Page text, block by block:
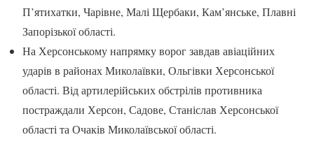
П’ятихатки, Чарівне, Малі Щербаки, Кам’янське, Плавні
Запорізької області.
На Херсонському напрямку ворог завдав авіаційних
ударів в районах Миколаївки, Ольгівки Херсонської
області. Від артилерійських обстрілів противника
постраждали Херсон, Садове, Станіслав Херсонської
області та Очаків Миколаївської області.